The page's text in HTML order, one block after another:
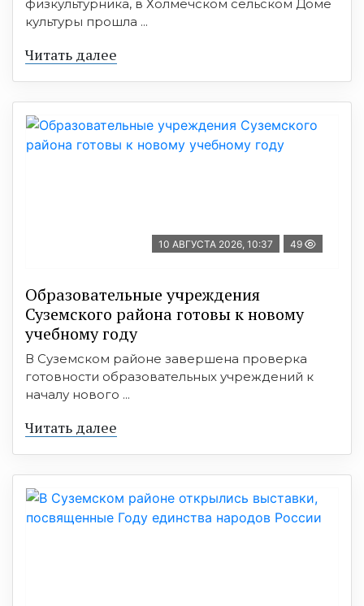
физкультурника, в Холмечском сельском Доме
культуры прошла ...
Читать далее
10 АВГУСТА 2026, 10:37 49
Образовательные учреждения
Суземского района готовы к новому
учебному году
В Суземском районе завершена проверка
готовности образовательных учреждений к
началу нового ...
Читать далее